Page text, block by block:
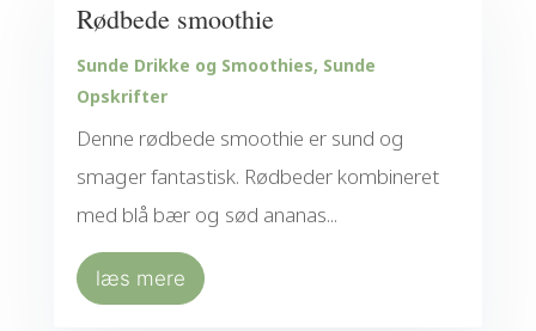
Rødbede smoothie
Sunde Drikke og Smoothies, Sunde
Opskrifter
Denne rødbede smoothie er sund og
smager fantastisk. Rødbeder kombineret
med blå bær og sød ananas...
læs mere